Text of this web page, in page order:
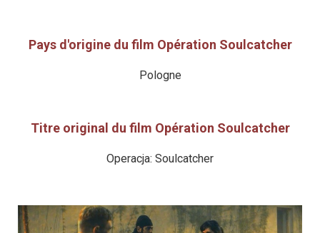
Pays d'origine du film Opération Soulcatcher
Pologne
Titre original du film Opération Soulcatcher
Operacja: Soulcatcher